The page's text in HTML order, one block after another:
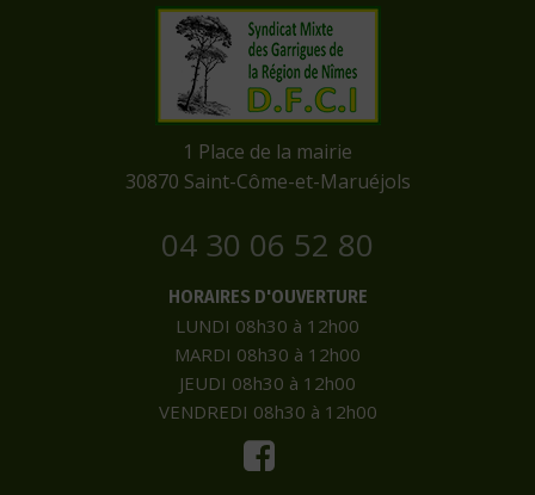
​1 Place de la mairie
​30870 Saint-Côme-et-Maruéjols
04 30 06 52 80
HORAIRES D'OUVERTURE
LUNDI 08h30 à 12h00
MARDI 08h30 à 12h00
JEUDI 08h30 à 12h00
VENDREDI 08h30 à 12h00